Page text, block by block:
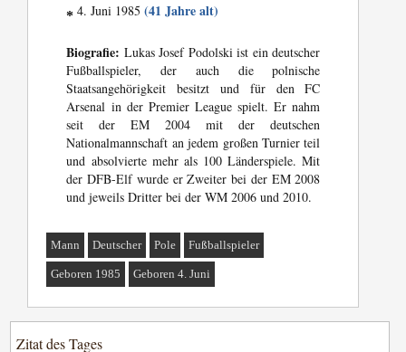
* 4. Juni 1985(41 Jahre alt)
Biografie: Lukas Josef Podolski ist ein deutscher
Fußballspieler, der auch die polnische
Staatsangehörigkeit besitzt und für den FC
Arsenal in der Premier League spielt. Er nahm
seit der EM 2004 mit der deutschen
Nationalmannschaft an jedem großen Turnier teil
und absolvierte mehr als 100 Länderspiele. Mit
der DFB-Elf wurde er Zweiter bei der EM 2008
und jeweils Dritter bei der WM 2006 und 2010.
Mann Deutscher Pole Fußballspieler
Geboren 1985 Geboren 4. Juni
Zitat des Tages